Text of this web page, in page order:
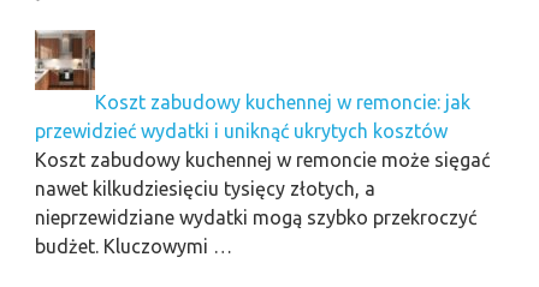
Koszt zabudowy kuchennej w remoncie: jak
przewidzieć wydatki i uniknąć ukrytych kosztów
Koszt zabudowy kuchennej w remoncie może sięgać
nawet kilkudziesięciu tysięcy złotych, a
nieprzewidziane wydatki mogą szybko przekroczyć
budżet. Kluczowymi …